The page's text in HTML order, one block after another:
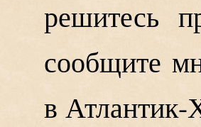
решитесь
сообщите
в